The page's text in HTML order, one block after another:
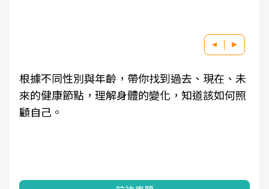
根據不同性別與年齡，帶你找到過去、現在、未
來的健康節點，理解身體的變化，知道該如何照
顧自己。